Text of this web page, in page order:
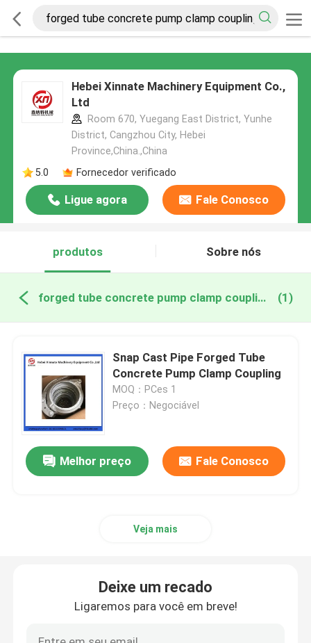
Hebei Xinnate Machinery Equipment Co.,
Ltd
Room 670, Yuegang East District, Yunhe
District, Cangzhou City, Hebei
Province,China.,China
5.0
Fornecedor verificado
Ligue agora Fale Conosco
produtos Sobre nós
forged tube concrete pump clamp coupling fabricação online (1)
Snap Cast Pipe Forged Tube
Concrete Pump Clamp Coupling
MOQ：PCes 1
Preço：Negociável
Melhor preço Fale Conosco
Veja mais
Deixe um recado
Ligaremos para você em breve!